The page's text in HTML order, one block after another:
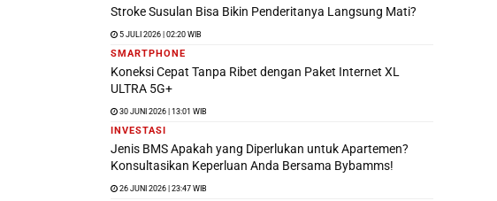
Stroke Susulan Bisa Bikin Penderitanya Langsung Mati?
5 JULI 2026 | 02:20 WIB
SMARTPHONE
Koneksi Cepat Tanpa Ribet dengan Paket Internet XL
ULTRA 5G+
30 JUNI 2026 | 13:01 WIB
INVESTASI
Jenis BMS Apakah yang Diperlukan untuk Apartemen?
Konsultasikan Keperluan Anda Bersama Bybamms!
26 JUNI 2026 | 23:47 WIB